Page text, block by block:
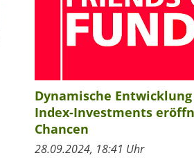
Dynamische
Index-Investments
Chancen
28.09.2024, 18:41 Uhr